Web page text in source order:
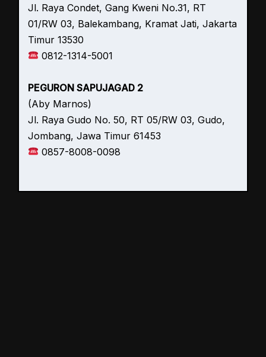
Jl. Raya Condet, Gang Kweni No.31, RT
01/RW 03, Balekambang, Kramat Jati, Jakarta
Timur 13530
0812-1314-5001
PEGURON SAPUJAGAD 2
(Aby Marnos)
Jl. Raya Gudo No. 50, RT 05/RW 03, Gudo,
Jombang, Jawa Timur 61453
0857-8008-0098